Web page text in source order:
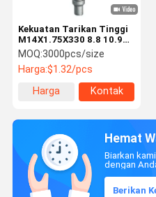
Kekuatan Tarikan Tinggi
M14X1.75X330 8.8 10.9
Kelas Galvanis Kepala
Bulat Pusat Bolt HX-
CBD003 untuk aplikasi
MOQ:3000pcs/size
Harga:$1.32/pcs
Harga
Kontak
Hemat
Biarkan
dengan
Berikan